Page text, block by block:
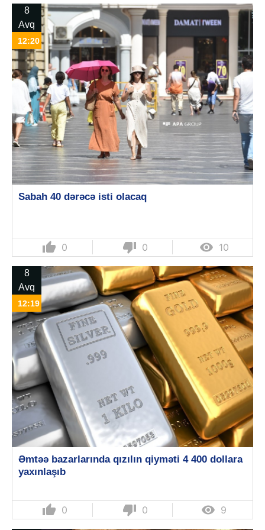
8
Avq
12:20
Sabah 40 dərəcə isti olacaq
thumb_up 0 thumb_down 0  10
8
Avq
12:19
Əmtəə bazarlarında qızılın qiyməti 4 400 dollara
yaxınlaşıb
thumb_up 0 thumb_down 0  9